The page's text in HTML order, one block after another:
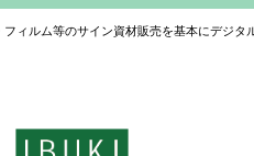
フィルム等のサイン資材販売を基本にデジ